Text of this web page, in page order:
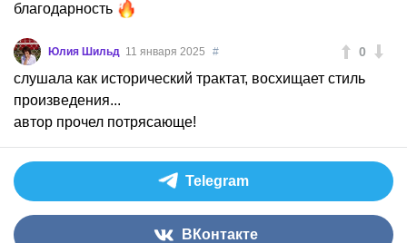
благодарность
0
Юлия Шильд 11 января 2025 #
слушала как исторический трактат, восхищает стиль
произведения...
автор прочел потрясающе!
Telegram
ВКонтакте